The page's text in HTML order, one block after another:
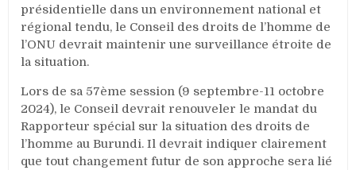
présidentielle dans un environnement national et
régional tendu, le Conseil des droits de l’homme de
l’ONU devrait maintenir une surveillance étroite de
la situation.
Lors de sa 57ème session (9 septembre-11 octobre
2024), le Conseil devrait renouveler le mandat du
Rapporteur spécial sur la situation des droits de
l’homme au Burundi. Il devrait indiquer clairement
que tout changement futur de son approche sera lié